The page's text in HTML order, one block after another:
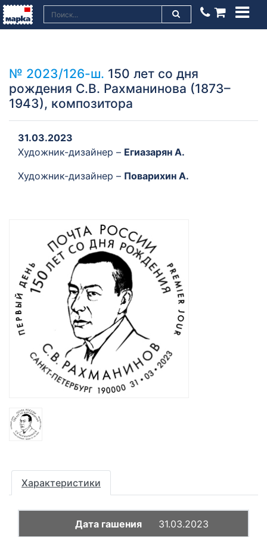
№ 2023/126-ш. 150 лет со дня
рождения С.В. Рахманинова (1873–
1943), композитора
31.03.2023
Художник-дизайнер – Егиазарян А.
Художник-дизайнер – Поварихин А.
Характеристики
31.03.2023